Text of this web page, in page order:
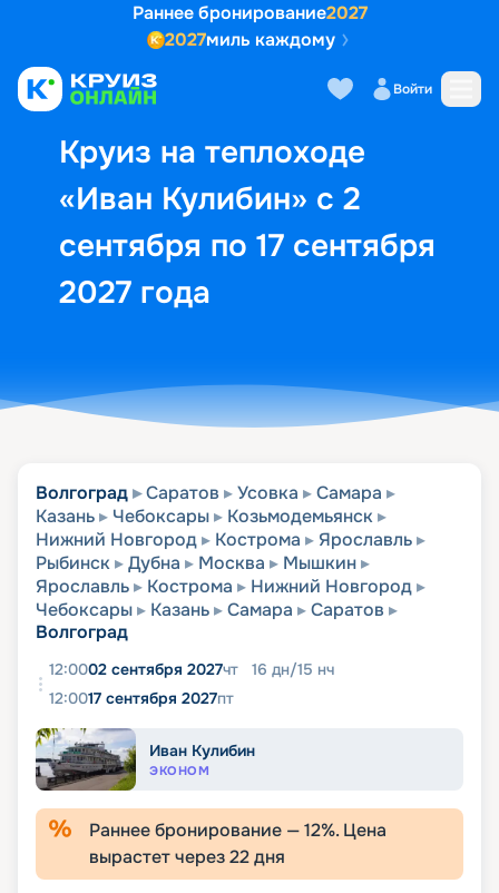
Раннее бронирование2027
2027миль каждому
Войти
Круиз на теплоходе
«Иван Кулибин» с 2
сентября по 17 сентября
2027 года
Выбор кают Маршрут и
Волгоград Саратов Усовка
Самара
Казань
Чебоксары
Козьмодемьянск
Нижний Новгород
Кострома
Ярославль
Рыбинск
Дубна Москва
Мышкин
Ярославль
Кострома
Нижний Новгород
Чебоксары
Казань Самара
Саратов
Волгоград
12:0002 сентября 2027чт 16 дн/15 нч
12:0017 сентября 2027пт
Иван Кулибин
ЭКОНОМ
Раннее бронирование —12%. Цена
вырастет через22дня